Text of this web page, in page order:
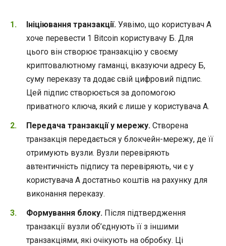
Ініціювання транзакції. Уявімо, що користувач А
хоче перевести 1 Bitcoin користувачу Б. Для
цього він створює транзакцію у своєму
криптовалютному гаманці, вказуючи адресу Б,
суму переказу та додає свій цифровий підпис.
Цей підпис створюється за допомогою
приватного ключа, який є лише у користувача А.
Передача транзакції у мережу. Створена
транзакція передається у блокчейн-мережу, де її
отримують вузли. Вузли перевіряють
автентичність підпису та перевіряють, чи є у
користувача А достатньо коштів на рахунку для
виконання переказу.
Формування блоку. Після підтвердження
транзакції вузли об’єднують її з іншими
транзакціями, які очікують на обробку. Ці